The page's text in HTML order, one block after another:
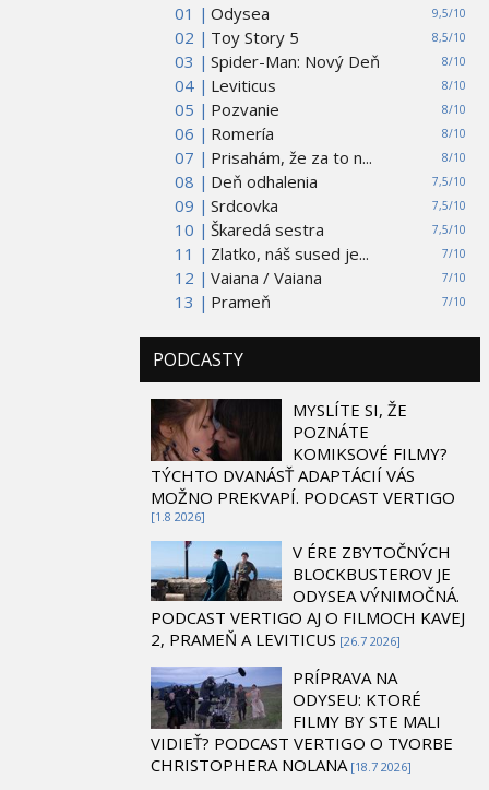
01 | 9,5/10
Odysea
02 |
8,5/10
Toy Story 5
03 |
8/10
Spider-Man: Nový Deň
04 |
8/10
Leviticus
05 |
8/10
Pozvanie
06 |
8/10
Romería
07 |
8/10
Prisahám, že za to n...
08 |
7,5/10
Deň odhalenia
09 |
7,5/10
Srdcovka
10 |
7,5/10
Škaredá sestra
11 |
7/10
Zlatko, náš sused je...
12 |
7/10
Vaiana / Vaiana
13 |
7/10
Prameň
PODCASTY
MYSLÍTE SI, ŽE
POZNÁTE
KOMIKSOVÉ FILMY?
TÝCHTO DVANÁSŤ ADAPTÁCIÍ VÁS
MOŽNO PREKVAPÍ. PODCAST VERTIGO
[1.8 2026]
V ÉRE ZBYTOČNÝCH
BLOCKBUSTEROV JE
ODYSEA VÝNIMOČNÁ.
PODCAST VERTIGO AJ O FILMOCH KAVEJ
2, PRAMEŇ A LEVITICUS [26.7 2026]
PRÍPRAVA NA
ODYSEU: KTORÉ
FILMY BY STE MALI
VIDIEŤ? PODCAST VERTIGO O TVORBE
CHRISTOPHERA NOLANA [18.7 2026]